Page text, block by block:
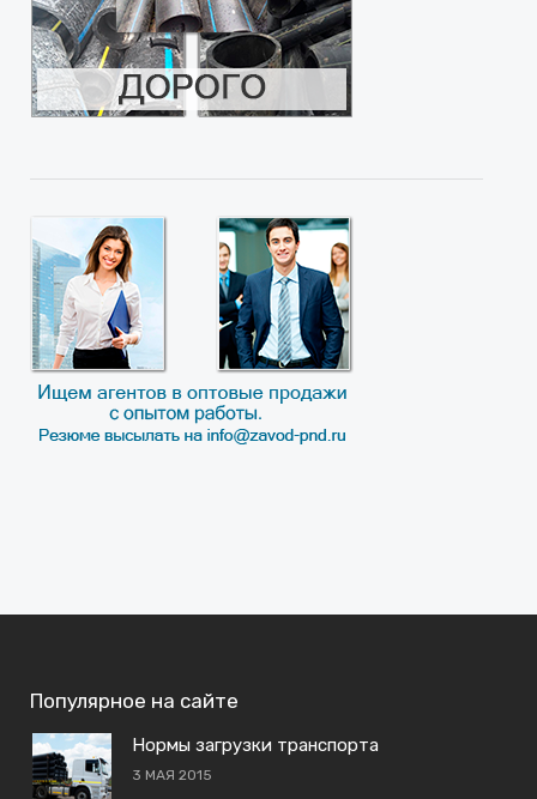
Популярное на сайте
Нормы загрузки транспорта
3 МАЯ 2015